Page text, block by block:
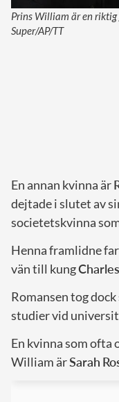
Prins William är en
Super/AP/TT
En annan kvinna är
dejtade i slutet av
societetskvinna
Henna framlidne
vän till kungCharles
Romansen tog
studier vid
En kvinna som ofta
William ärSarah